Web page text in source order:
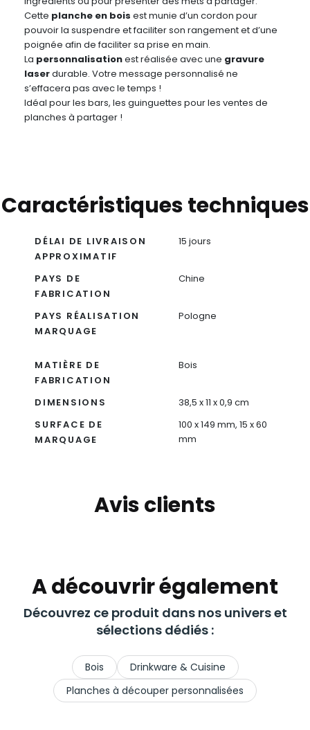
Cette planche en bois est munie d’un cordon pour
pouvoir la suspendre et faciliter son rangement et d’une
poignée afin de faciliter sa prise en main.
La personnalisationest réalisée avec une gravure
laserdurable. Votre message personnalisé ne
s’effacera pas avec le temps !
Idéal pour les bars, les guinguettes pour les ventes de
planches à partager !
Caractéristiques techniques
DÉLAI DE LIVRAISON
APPROXIMATIF
15 jours
PAYS DE
FABRICATION
Chine
PAYS RÉALISATION
MARQUAGE
Pologne
MATIÈRE DE
FABRICATION
Bois
DIMENSIONS
38,5 x 11 x 0,9 cm
SURFACE DE
MARQUAGE
100 x 149 mm, 15 x 60
mm
Avis clients
A découvrir également
Découvrez ce produit dans nos univers et
sélections dédiés :
Bois
Drinkware & Cuisine
Planches à découper personnalisées